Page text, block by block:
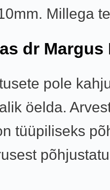
Millega
dr Margus
pole
öelda.
tüüpiliseks